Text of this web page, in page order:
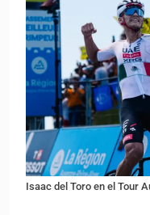
Isaac del Toro en el Tour